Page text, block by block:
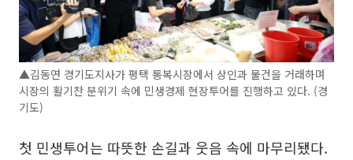
▲김동연 경기도지사가 평택 통복시장에서 상인과 물건을 거래하며
시장의 활기찬 분위기 속에 민생경제 현장투어를 진행하고 있다. (경
기도)
첫 민생투어는 따뜻한 손길과 웃음 속에 마무리됐다.